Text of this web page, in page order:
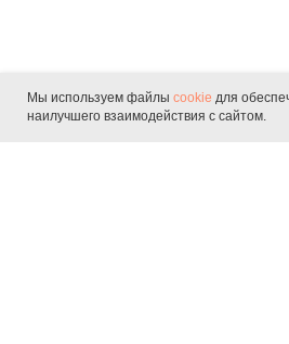
Мы используем файлы cookie для
наилучшего взаимодействия с сайтом.